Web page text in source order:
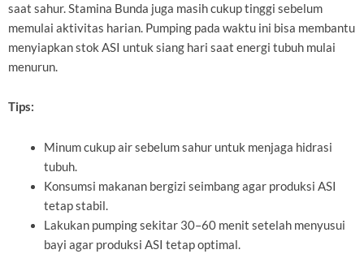
saat sahur. Stamina Bunda juga masih cukup tinggi sebelum
memulai aktivitas harian. Pumping pada waktu ini bisa membantu
menyiapkan stok ASI untuk siang hari saat energi tubuh mulai
menurun.
Tips:
Minum cukup air sebelum sahur untuk menjaga hidrasi
tubuh.
Konsumsi makanan bergizi seimbang agar produksi ASI
tetap stabil.
Lakukan pumping sekitar 30–60 menit setelah menyusui
bayi agar produksi ASI tetap optimal.